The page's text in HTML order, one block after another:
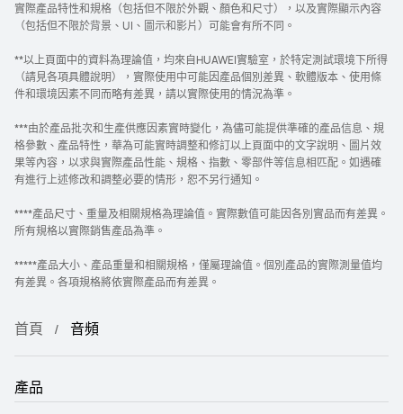
實際產品特性和規格（包括但不限於外觀、顏色和尺寸），以及實際顯示內容
（包括但不限於背景、UI、圖示和影片）可能會有所不同。
**以上頁面中的資料為理論值，均來自HUAWEI實驗室，於特定測試環境下所得
（請見各項具體說明），實際使用中可能因產品個別差異、軟體版本、使用條
件和環境因素不同而略有差異，請以實際使用的情況為準。
***由於產品批次和生產供應因素實時變化，為儘可能提供準確的產品信息、規
格參數、產品特性，華為可能實時調整和修訂以上頁面中的文字說明、圖片效
果等內容，以求與實際產品性能、規格、指數、零部件等信息相匹配。如遇確
有進行上述修改和調整必要的情形，恕不另行通知。
****產品尺寸、重量及相關規格為理論值。實際數值可能因各別實品而有差異。
所有規格以實際銷售產品為準。
*****產品大小、產品重量和相關規格，僅屬理論值。個別產品的實際測量值均
有差異。各項規格將依實際產品而有差異。
首頁 音頻
產品